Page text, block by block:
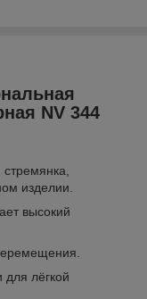
NV 344
изделии.
высокий
лёгкой